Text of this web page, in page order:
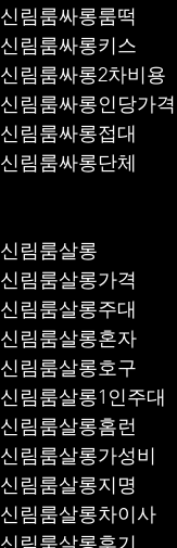
신림룸싸롱룸떡
신림룸싸롱키스
신림룸싸롱2차비용
신림룸싸롱인당가격
신림룸싸롱접대
신림룸싸롱단체
신림룸살롱
신림룸살롱가격
신림룸살롱주대
신림룸살롱혼자
신림룸살롱호구
신림룸살롱1인주대
신림룸살롱홈런
신림룸살롱가성비
신림룸살롱지명
신림룸살롱차이사